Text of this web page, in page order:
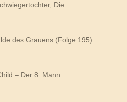
Die
des Grauens (Folge 195)
– Der 8. Mann…